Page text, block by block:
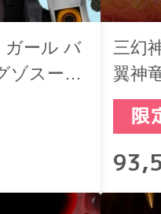
ガール バ
ゾスーツ
三幻
翼神
リス